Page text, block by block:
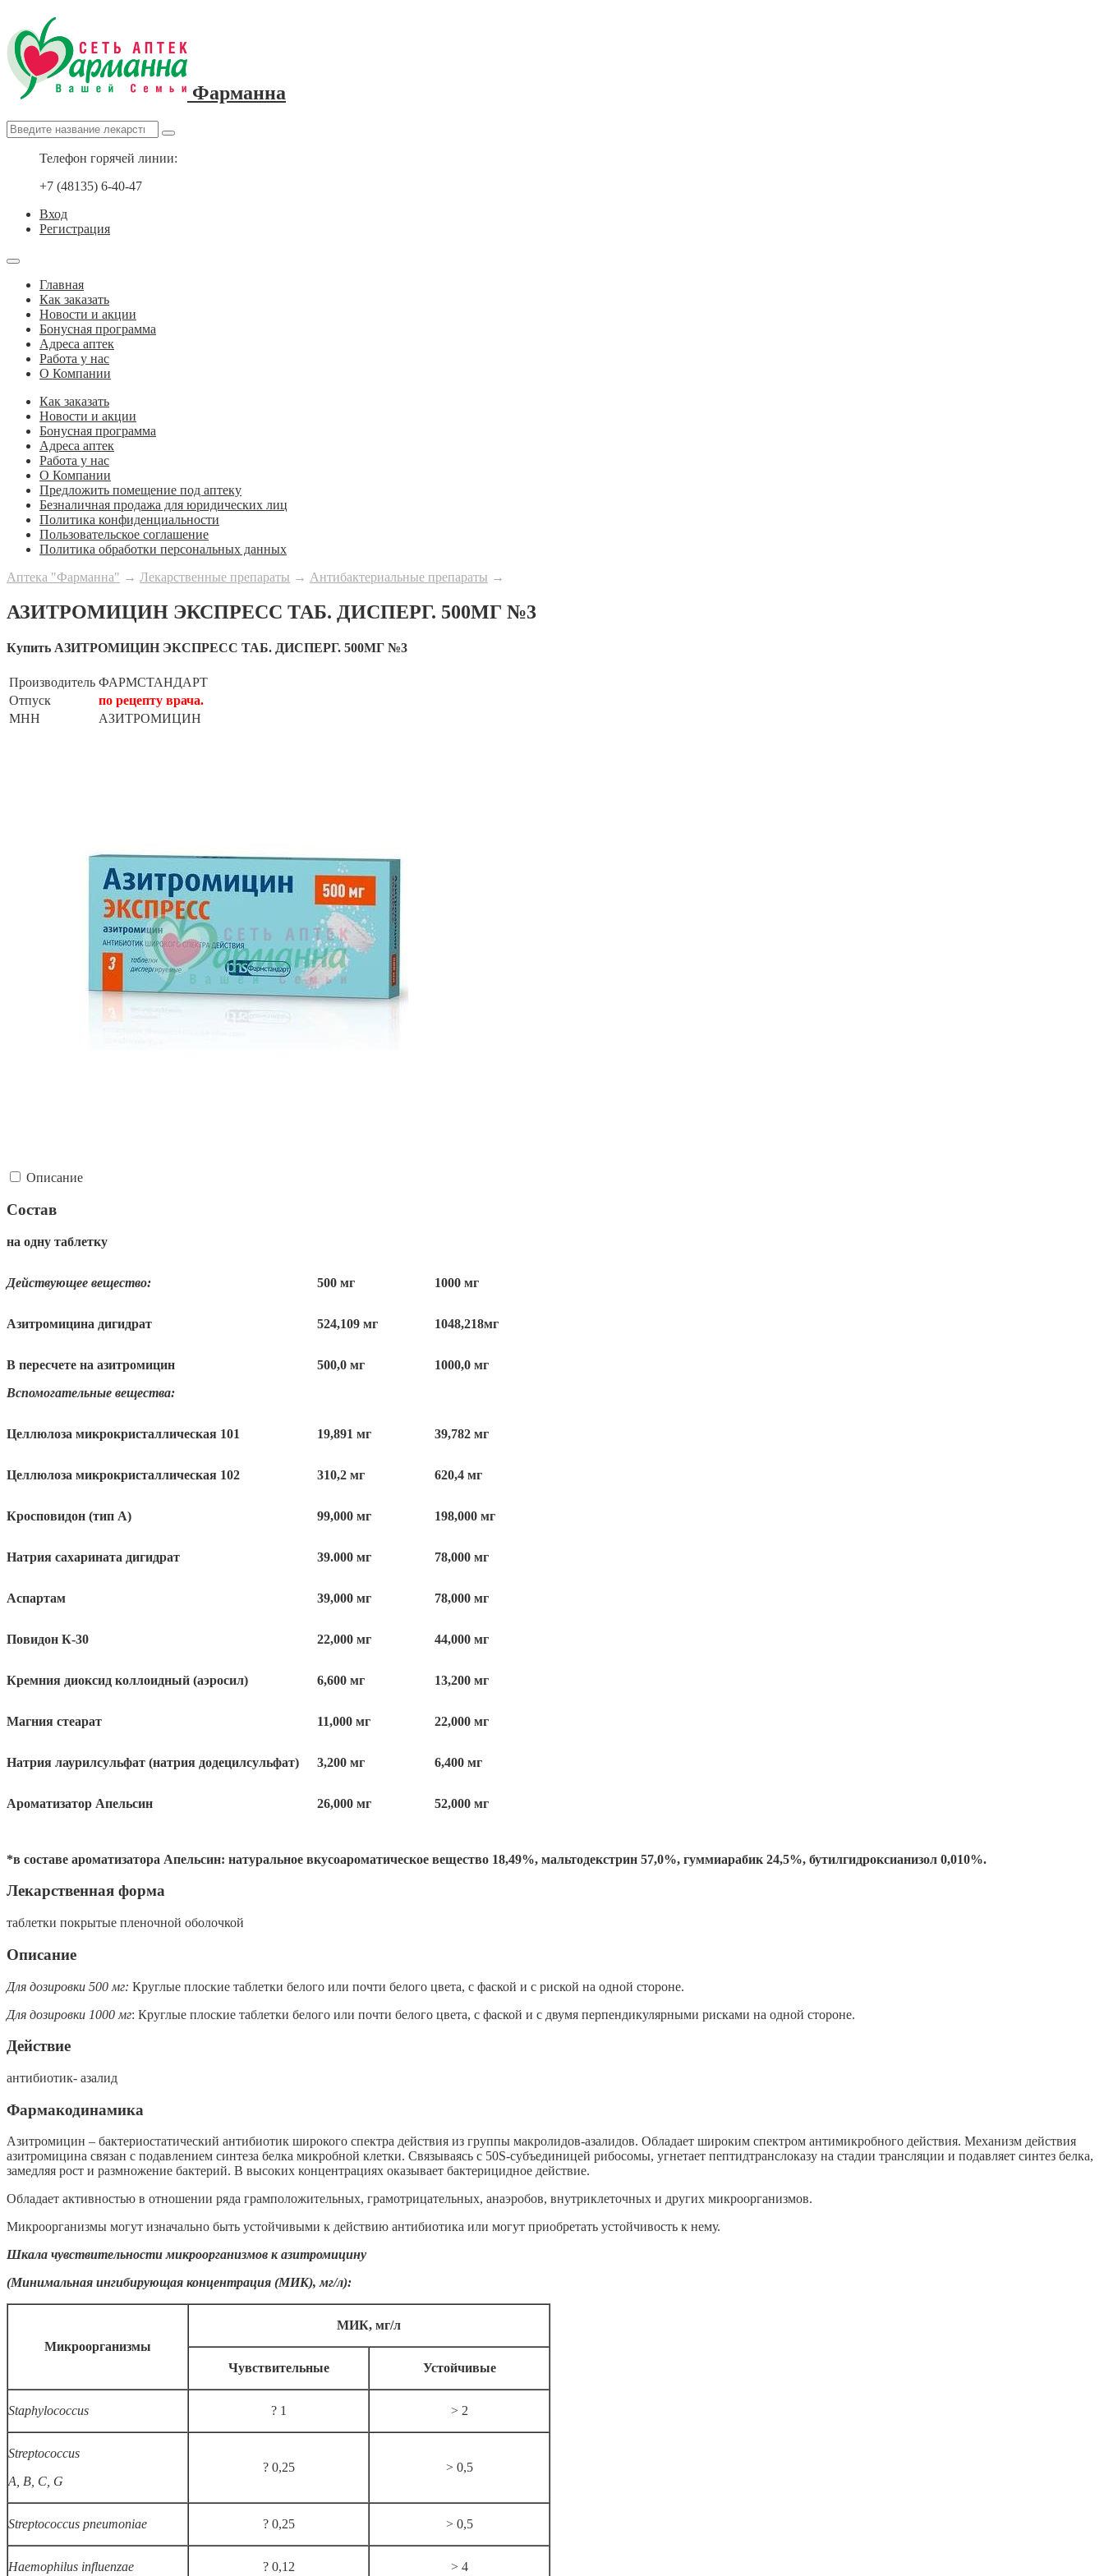
Фарманна
Телефон горячей линии:
+7 (48135) 6-40-47
Вход
Регистрация
Главная
Как заказать
Новости и акции
Бонусная программа
Адреса аптек
Работа у нас
О Компании
Как заказать
Новости и акции
Бонусная программа
Адреса аптек
Работа у нас
О Компании
Предложить помещение под аптеку
Безналичная продажа для юридических лиц
Политика конфиденциальности
Пользовательское соглашение
Политика обработки персональных данных
Аптека "Фарманна" → Лекарственные препараты → Антибактериальные препараты →
АЗИТРОМИЦИН ЭКСПРЕСС ТАБ. ДИСПЕРГ. 500МГ №3
Купить АЗИТРОМИЦИН ЭКСПРЕСС ТАБ. ДИСПЕРГ. 500МГ №3
Производитель ФАРМСТАНДАРТ
Отпуск
по рецепту врача.
МНН
АЗИТРОМИЦИН
Описание
Состав
на одну таблетку
Действующее вещество: 500 мг 1000 мг
Азитромицина дигидрат 524,109 мг 1048,218мг
В пересчете на азитромицин
Вспомогательные вещества:
500,0 мг 1000,0 мг
Целлюлоза микрокристаллическая 101 19,891 мг 39,782 мг
Целлюлоза микрокристаллическая 102 310,2 мг 620,4 мг
Кросповидон (тип А) 99,000 мг 198,000 мг
Натрия сахарината дигидрат 39.000 мг 78,000 мг
Аспартам 39,000 мг 78,000 мг
Повидон К-30 22,000 мг 44,000 мг
Кремния диоксид коллоидный (аэросил) 6,600 мг 13,200 мг
Магния стеарат 11,000 мг 22,000 мг
Натрия лаурилсульфат (натрия додецилсульфат) 3,200 мг 6,400 мг
Ароматизатор Апельсин 26,000 мг 52,000 мг
*в составе ароматизатора Апельсин: натуральное вкусоароматическое вещество 18,49%, мальтодекстрин 57,0%, гуммиарабик 24,5%, бутилгидроксианизол 0,010%.
Лекарственная форма
таблетки покрытые пленочной оболочкой
Описание
Для дозировки 500 мг: Круглые плоские таблетки белого или почти белого цвета, с фаской и с риской на одной стороне.
Для дозировки 1000 мг: Круглые плоские таблетки белого или почти белого цвета, с фаской и с двумя перпендикулярными рисками на одной стороне.
Действие
антибиотик- азалид
Фармакодинамика
Азитромицин – бактериостатический антибиотик широкого спектра действия из группы макролидов-азалидов. Обладает широким спектром антимикробного действия. Механизм действия
азитромицина связан с подавлением синтеза белка микробной клетки. Связываясь с 50S-cyбъeдиницeй рибосомы, угнетает пептидтранслоказу на стадии трансляции и подавляет синтез белка,
замедляя рост и размножение бактерий. В высоких концентрациях оказывает бактерицидное действие.
Обладает активностью в отношении ряда грамположительных, грамотрицательных, анаэробов, внутриклеточных и других микроорганизмов.
Микроорганизмы могут изначально быть устойчивыми к действию антибиотика или могут приобретать устойчивость к нему.
Шкала чувствительности микроорганизмов к азитромицину
(Минимальная ингибирующая концентрация (МИК), мг/л):
Микроорганизмы
МИК, мг/л
Чувствительные Устойчивые
Staphylococcus ? 1 > 2
Streptococcus
A, B, C, G
? 0,25 > 0,5
Streptococcus pneumoniae ? 0,25 > 0,5
Haemophilus influenzae ? 0,12 > 4